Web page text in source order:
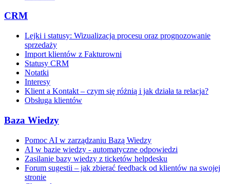
CRM
Lejki i statusy: Wizualizacja procesu oraz prognozowanie
sprzedaży
Import klientów z Fakturowni
Statusy CRM
Notatki
Interesy
Klient a Kontakt – czym się różnią i jak działa ta relacja?
Obsługa klientów
Baza Wiedzy
Pomoc AI w zarządzaniu Bazą Wiedzy
AI w bazie wiedzy - automatyczne odpowiedzi
Zasilanie bazy wiedzy z ticketów helpdesku
Forum sugestii – jak zbierać feedback od klientów na swojej
stronie